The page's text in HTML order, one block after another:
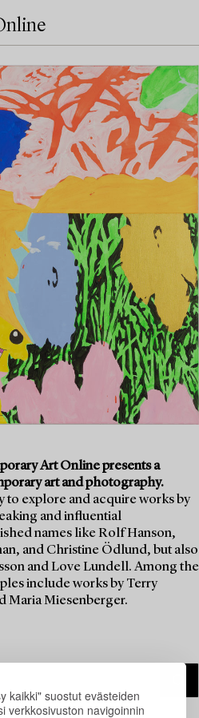
kaikki" suostut evästeiden
verkkosivuston navigoinnin
Art Online presents a
art and photography.
to explore and acquire works by
and influential
names like Rolf Hanson,
and Christine Ödlund, but also
and Love Lundell. Among the
include works by Terry
Maria Miesenberger.